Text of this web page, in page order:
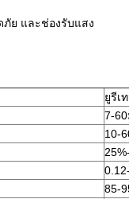
ภัย และช่องรับแสง
ยูรีเ
7-
10-
85-